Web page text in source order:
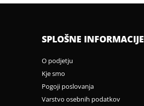
SPLOŠNE INFORMACIJE
O podjetju
Kje smo
Pogoji poslovanja
Varstvo osebnih podatkov